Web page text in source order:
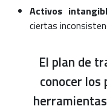
Activos
ciertas
El plan de
conocer